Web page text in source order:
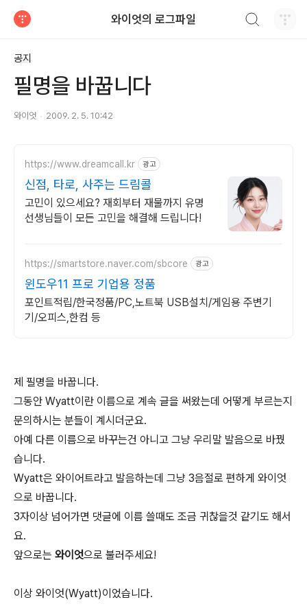
와이엇의 로그파일
공지
필명을 바꿉니다
와이엇 2009. 2. 5. 10:42
https://www.dreamcall.kr 광고
신점, 타로, 사주는 드림콜
고민이 있으세요? 재회부터 재물까지 유명
선생님들이 모든 고민을 해결해 드립니다!
https://smartstore.naver.com/sbcore 광고
윈도우11 프로 기업용 정품
포인트적립/한국정품/PC,노트북 USB설치/게임용 주변기
기/오피스,한컴 등
제 필명을 바꿉니다.
그동안 Wyatt이란 이름으로 계속 글을 써왔는데 어떻게 부르는지
문의하시는 분들이 계시더군요.
아예 다른 이름으로 바꾸는건 아니고 그냥 우리말 발음으로 바꿨
습니다.
Wyatt은 와이어트라고 발음하는데 그냥 3음절로 편하게 와이엇
으로 바꿉니다.
3자이상 넘어가면 댓글에 이름 쓸때도 조금 귀찮을것 같기도 해서
요.
앞으로는 와이엇으로 불러주세요!
이상 와이엇(Wyatt)이었습니다.